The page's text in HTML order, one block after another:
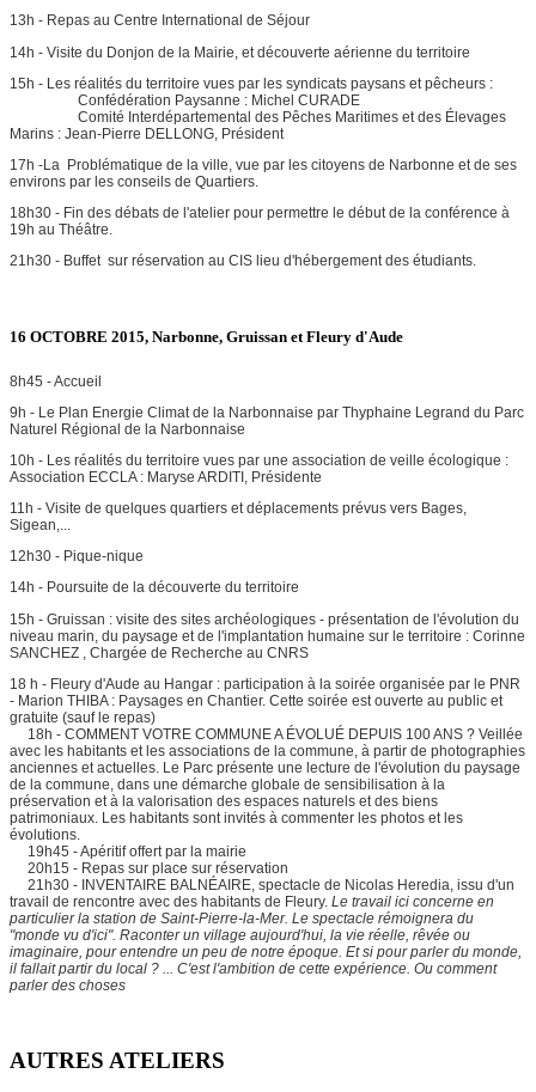
13h - Repas au Centre International de Séjour
14h - Visite du Donjon de la Mairie, et découverte aérienne du territoire
15h - Les réalités du territoire vues par les syndicats paysans et pêcheurs :
Confédération Paysanne : Michel CURADE
Comité Interdépartemental des Pêches Maritimes et des Élevages
Marins : Jean-Pierre DELLONG, Président
17h -La Problématique de la ville, vue par les citoyens de Narbonne et de ses
environs par les conseils de Quartiers.
18h30 - Fin des débats de l'atelier pour permettre le début de la conférence à
19h au Théâtre.
21h30 - Buffet sur réservation au CIS lieu d'hébergement des étudiants.
16 OCTOBRE 2015, Narbonne, Gruissan et Fleury d'Aude
8h45 - Accueil
9h - Le Plan Energie Climat de la Narbonnaise par Thyphaine Legrand du Parc
Naturel Régional de la Narbonnaise
10h - Les réalités du territoire vues par une association de veille écologique :
Association ECCLA : Maryse ARDITI, Présidente
11h - Visite de quelques quartiers et déplacements prévus vers Bages,
Sigean,...
12h30 - Pique-nique
14h - Poursuite de la découverte du territoire
15h - Gruissan : visite des sites archéologiques - présentation de l'évolution du
niveau marin, du paysage et de l'implantation humaine sur le territoire : Corinne
SANCHEZ , Chargée de Recherche au CNRS
18 h - Fleury d'Aude au Hangar : participation à la soirée organisée par le PNR
- Marion THIBA : Paysages en Chantier. Cette soirée est ouverte au public et
gratuite (sauf le repas)
18h - COMMENT VOTRE COMMUNE A ÉVOLUÉ DEPUIS 100 ANS ? Veillée
avec les habitants et les associations de la commune, à partir de photographies
anciennes et actuelles. Le Parc présente une lecture de l'évolution du paysage
de la commune, dans une démarche globale de sensibilisation à la
préservation et à la valorisation des espaces naturels et des biens
patrimoniaux. Les habitants sont invités à commenter les photos et les
évolutions.
19h45 - Apéritif offert par la mairie
20h15 - Repas sur place sur réservation
21h30 - INVENTAIRE BALNÉAIRE, spectacle de Nicolas Heredia, issu d'un
travail de rencontre avec des habitants de Fleury. Le travail ici concerne en
particulier la station de Saint-Pierre-la-Mer. Le spectacle rémoignera du
"monde vu d'ici". Raconter un village aujourd'hui, la vie réelle, rêvée ou
imaginaire, pour entendre un peu de notre époque. Et si pour parler du monde,
il fallait partir du local ? ... C'est l'ambition de cette expérience. Ou comment
parler des choses
AUTRES ATELIERS